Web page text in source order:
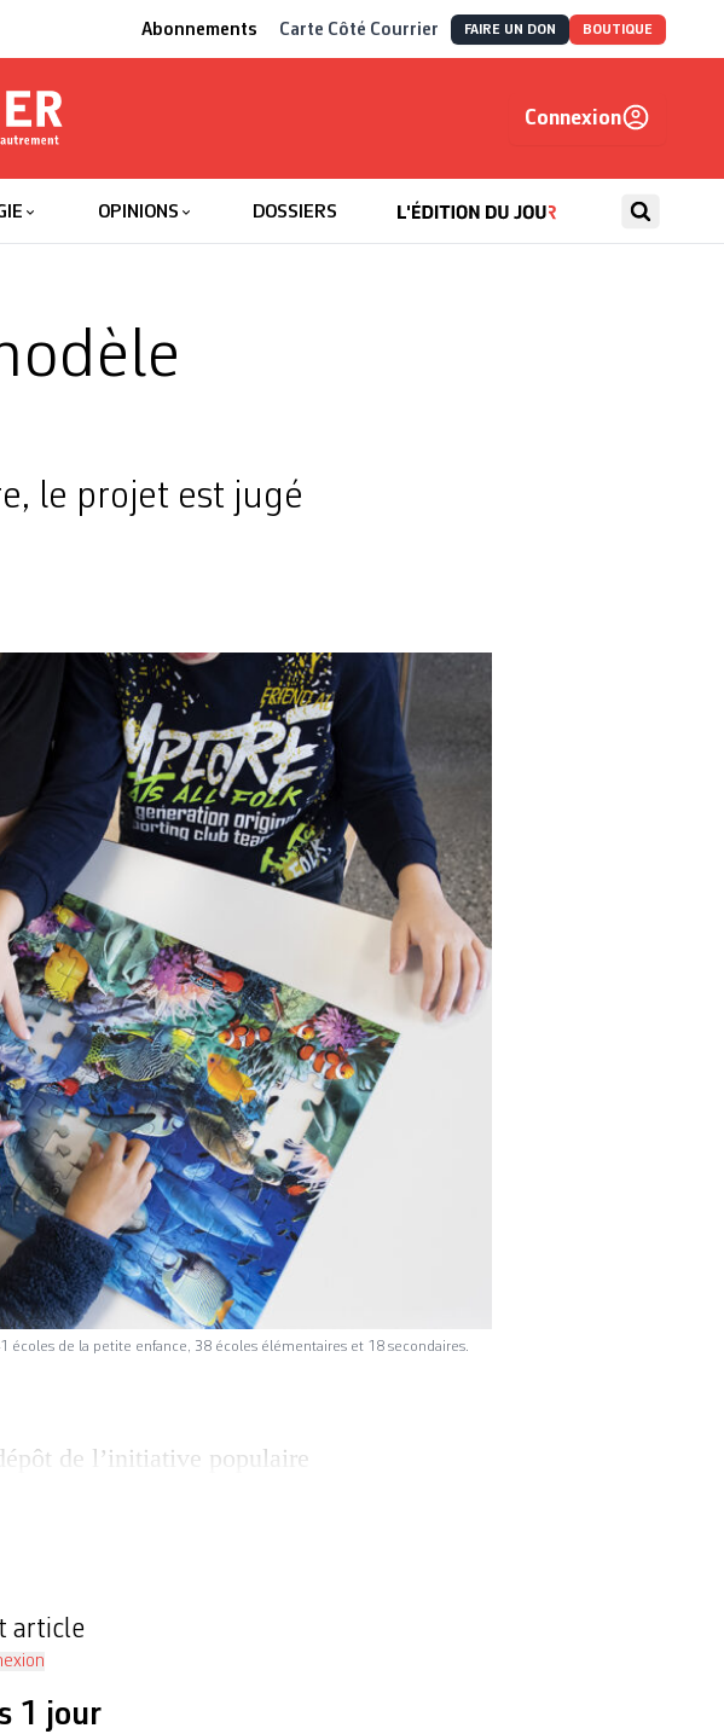
Abonnements Carte Côté Courrier FAIRE UN DON BOUTIQUE
Connexion
OPINIONS DOSSIERS
le projet est jugé
écoles de la petite enfance, 38 écoles élémentaires et 18 secondaires.
de l’initiative populaire
article
1 jour